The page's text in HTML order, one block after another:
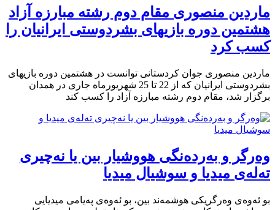
ماردین منصوری مقام دوم رشته مبارزه آزاد
هشتمین دوره بازیهای بشردوستی ایرانیان را
کسب کرد
ماردین منصوری جوان کردستانی توانست در هشتمین دوره بازیهای
بشردوستی ایرانیان که از 22 تا 25 شهریورماه جاری در همدان
برگزار شد، مقام دوم رشته مبارزه آزاد را کسب کند
وەرگر و بەردەنگی هووشیار بین یا نەچیری
تەلەی میدیا و سوشیال میدیا
بو ئەوەی وەرگریکی هوشمەند بین، بو ئەوەی پەیامی میدیایی